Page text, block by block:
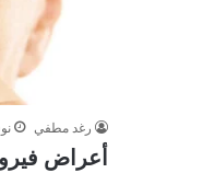
رغد مطفي
أعراض